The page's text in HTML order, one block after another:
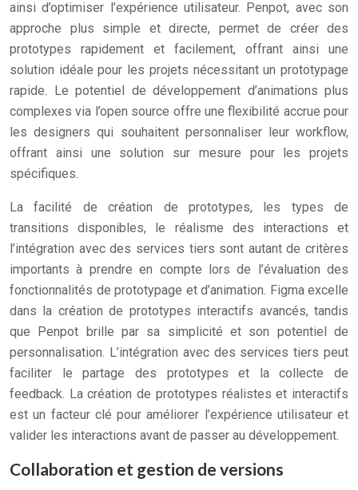
ainsi d’optimiser l’expérience utilisateur. Penpot, avec son
approche plus simple et directe, permet de créer des
prototypes rapidement et facilement, offrant ainsi une
solution idéale pour les projets nécessitant un prototypage
rapide. Le potentiel de développement d’animations plus
complexes via l’open source offre une flexibilité accrue pour
les designers qui souhaitent personnaliser leur workflow,
offrant ainsi une solution sur mesure pour les projets
spécifiques.
La facilité de création de prototypes, les types de
transitions disponibles, le réalisme des interactions et
l’intégration avec des services tiers sont autant de critères
importants à prendre en compte lors de l’évaluation des
fonctionnalités de prototypage et d’animation. Figma excelle
dans la création de prototypes interactifs avancés, tandis
que Penpot brille par sa simplicité et son potentiel de
personnalisation. L’intégration avec des services tiers peut
faciliter le partage des prototypes et la collecte de
feedback. La création de prototypes réalistes et interactifs
est un facteur clé pour améliorer l’expérience utilisateur et
valider les interactions avant de passer au développement.
Collaboration et gestion de versions